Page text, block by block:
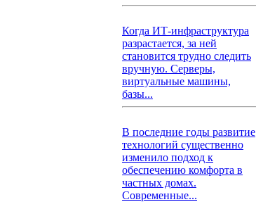
Когда ИТ-инфраструктура
разрастается, за ней
становится трудно следить
вручную. Серверы,
виртуальные машины,
базы...
В последние годы развитие
технологий существенно
изменило подход к
обеспечению комфорта в
частных домах.
Современные...